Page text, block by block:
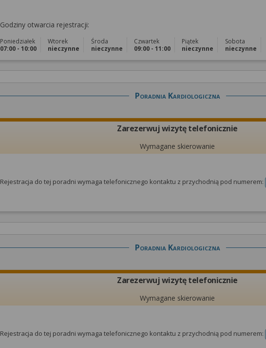
Godziny otwarcia rejestracji:
Poniedziałek
07:00 - 10:00
Wtorek
nieczynne
Środa
nieczynne
Czwartek
09:00 - 11:00
Piątek
nieczynne
Sobota
nieczynne
Poradnia Kardiologiczna
Zarezerwuj wizytę telefonicznie
Wymagane skierowanie
Rejestracja do tej poradni wymaga telefonicznego kontaktu z przychodnią pod numerem:
Poradnia Kardiologiczna
Zarezerwuj wizytę telefonicznie
Wymagane skierowanie
Rejestracja do tej poradni wymaga telefonicznego kontaktu z przychodnią pod numerem: